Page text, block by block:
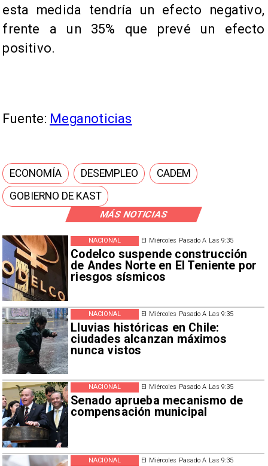
MÁS NOTICIAS
El Miércoles Pasado A Las 9:35
Codelco suspende construcción
de Andes Norte en El Teniente por
riesgos sísmicos
NACIONAL
El Miércoles Pasado A Las 9:35
Lluvias históricas en Chile:
ciudades alcanzan máximos
nunca vistos
NACIONAL
El Miércoles Pasado A Las 9:35
Senado aprueba mecanismo de
compensación municipal
NACIONAL
El Miércoles Pasado A Las 9:35
NACIONAL
esta medida tendría un efecto negativo,
frente a un 35% que prevé un efecto
positivo.
Fuente: Meganoticias
ECONOMÍA DESEMPLEO
CADEM
GOBIERNO DE KAST